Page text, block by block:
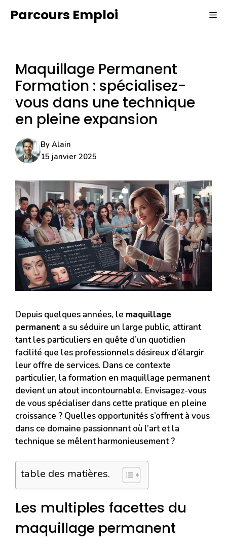
Parcours Emploi
Maquillage Permanent
Formation : spécialisez-
vous dans une technique
en pleine expansion
By Alain
15 janvier 2025
Depuis quelques années, le maquillage
permanent a su séduire un large public, attirant
tant les particuliers en quête d’un quotidien
facilité que les professionnels désireux d’élargir
leur offre de services. Dans ce contexte
particulier, la formation en maquillage permanent
devient un atout incontournable. Envisagez-vous
de vous spécialiser dans cette pratique en pleine
croissance ? Quelles opportunités s’offrent à vous
dans ce domaine passionnant où l’art et la
technique se mêlent harmonieusement ?
table des matières.
Les multiples facettes du
maquillage permanent